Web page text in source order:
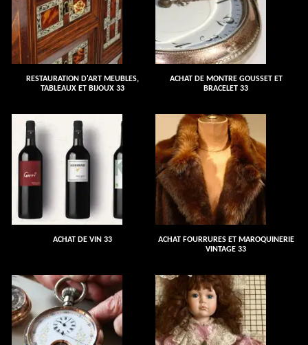
RESTAURATION D'ART MEUBLES,
TABLEAUX ET BIJOUX 33
ACHAT DE MONTRE GOUSSET ET
BRACELET 33
ACHAT DE VIN 33
ACHAT FOURRURES ET MAROQUINERIE
VINTAGE 33